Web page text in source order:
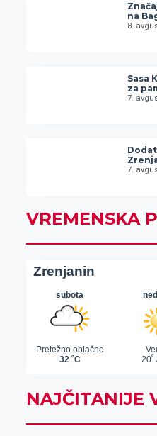
na
8.
Sasa
za
7.
7.
VREMENSKA
NAJČITANIJE